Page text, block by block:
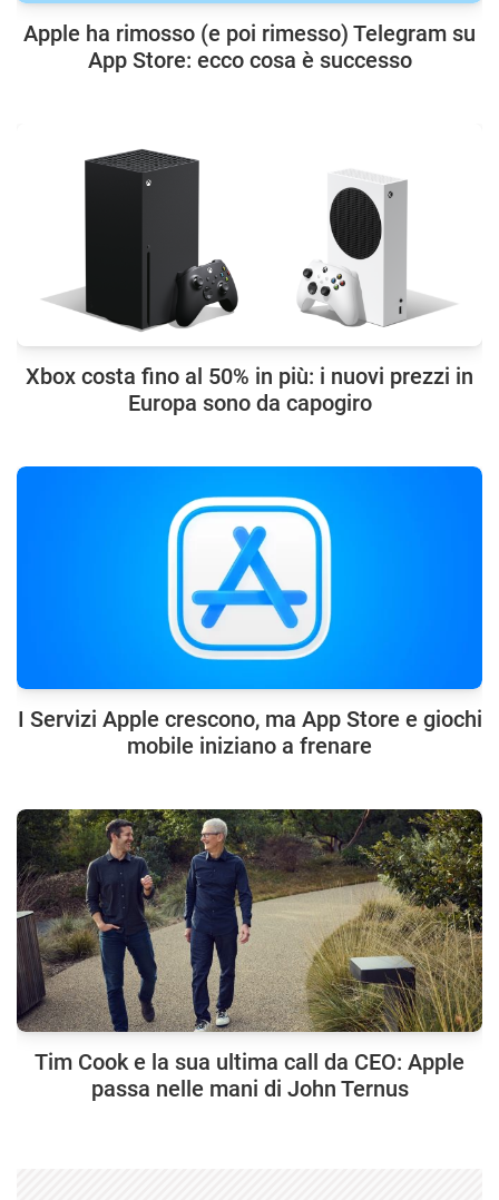
Apple ha rimosso (e poi rimesso) Telegram su
App Store: ecco cosa è successo
Xbox costa fino al 50% in più: i nuovi prezzi in
Europa sono da capogiro
I Servizi Apple crescono, ma App Store e giochi
mobile iniziano a frenare
Tim Cook e la sua ultima call da CEO: Apple
passa nelle mani di John Ternus